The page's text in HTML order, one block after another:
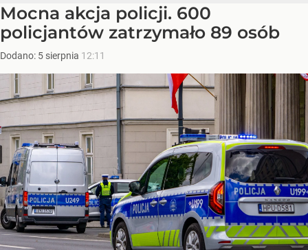
Mocna akcja policji. 600
policjantów zatrzymało 89 osób
Dodano: 5 sierpnia 12:11